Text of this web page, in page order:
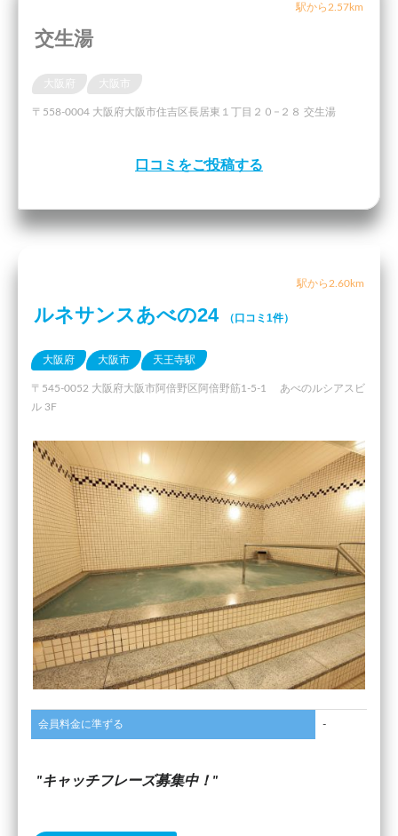
駅から2.57km
交生湯
〒558-0004 大阪府大阪市住吉区長居東１丁目２０−２８ 交生湯
口コミをご投稿する
駅から2.60km
ルネサンスあべの24 （口コミ1件）
大阪府 大阪市 天王寺駅
〒545-0052 大阪府大阪市阿倍野区阿倍野筋1-5-1 あべのルシアスビ
ル 3F
会員料金に準ずる -
キャッチフレーズ募集中！